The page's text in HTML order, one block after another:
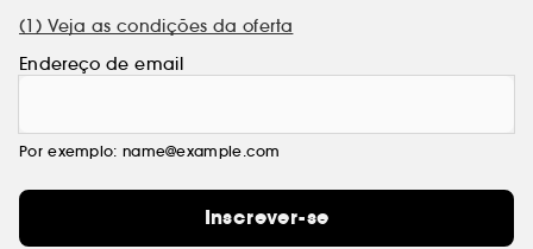
(1) Veja as condições da oferta
Endereço de email
Por exemplo: name@example.com
Inscrever-se